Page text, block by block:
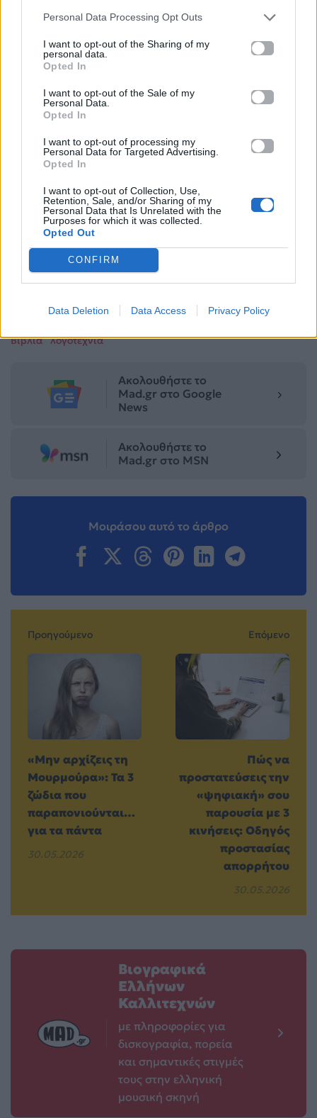
Personal Data Processing Opt Outs
I want to opt-out of the Sharing of my
personal data.
Opted In
I want to opt-out of the Sale of my
Personal Data.
Opted In
I want to opt-out of processing my
Personal Data for Targeted Advertising.
Opted In
I want to opt-out of Collection, Use,
Retention, Sale, and/or Sharing of my
Personal Data that Is Unrelated with the
Purposes for which it was collected.
Opted Out
CONFIRM
Data Deletion Data Access Privacy Policy
Οι Pet Shop Boys αποκαλύπτουν το οπτικό
Η Dua Lipa αναλαμβάνει το Φεστιβάλ
Λογοτεχνίας του Λονδίνου
Για σχόλια, μηνύματα ή φωτογραφικό υλικό
σχετικά με τοMad.gr, επισκεφτείτε μας στο
ακολουθήστε μας στοInstagram
Βιβλία λογοτεχνία
Ακολουθήστε το
Mad.gr στο Google
News
Ακολουθήστε το
Mad.gr στο MSN
Μοιράσου αυτό το άρθρο
Προηγούμενο
«Μην αρχίζεις τη
Μουρμούρα»: Τα 3
ζώδια που
παραπονιούνται…
για τα πάντα
30.05.2026
Επόμενο
Πώς να
προστατεύσεις την
«ψηφιακή» σου
παρουσία με 3
κινήσεις: Οδηγός
προστασίας
απορρήτου
30.05.2026
Βιογραφικά
Ελλήνων
Καλλιτεχνών
με πληροφορίες για
δισκογραφία, πορεία
και σημαντικές στιγμές
τους στην ελληνική
μουσική σκηνή